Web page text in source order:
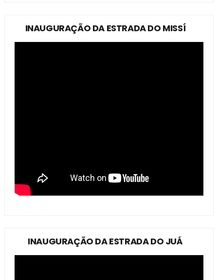
INAUGURAÇÃO DA ESTRADA DO MISSÍ
INAUGURAÇÃO DA ESTRADA DO JUÁ